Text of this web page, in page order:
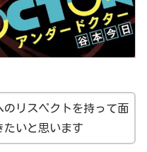
のリスペクトを持って面
たいと思います